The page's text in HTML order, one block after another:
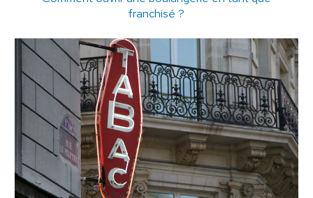
franchisé ?